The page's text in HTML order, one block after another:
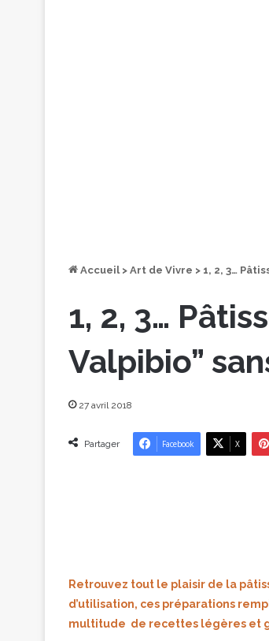
Accueil > Art de Vivre > 1, 2, 3…
1, 2, 3…
Valpibio”
27 avril 2018
Partager Facebook X
Retrouvez tout le plaisir de la
d’utilisation, ces préparations
multitude de recettes légères et